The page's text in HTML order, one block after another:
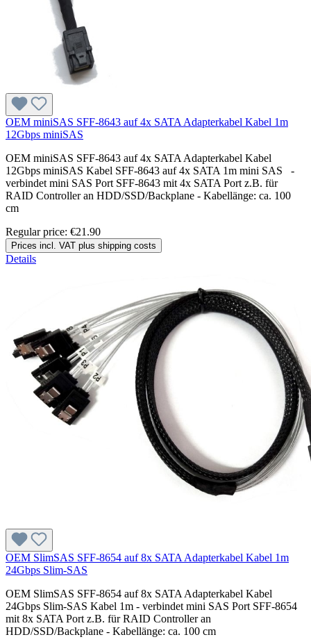
OEM miniSAS SFF-8643 auf 4x SATA Adapterkabel Kabel 1m
12Gbps miniSAS
OEM miniSAS SFF-8643 auf 4x SATA Adapterkabel Kabel
12Gbps miniSAS Kabel SFF-8643 auf 4x SATA 1m mini SAS -
verbindet mini SAS Port SFF-8643 mit 4x SATA Port z.B. für
RAID Controller an HDD/SSD/Backplane - Kabellänge: ca. 100
cm
Regular price: €21.90
Prices incl. VAT plus shipping costs
Details
OEM SlimSAS SFF-8654 auf 8x SATA Adapterkabel Kabel 1m
24Gbps Slim-SAS
OEM SlimSAS SFF-8654 auf 8x SATA Adapterkabel Kabel
24Gbps Slim-SAS Kabel 1m - verbindet mini SAS Port SFF-8654
mit 8x SATA Port z.B. für RAID Controller an
HDD/SSD/Backplane - Kabellänge: ca. 100 cm